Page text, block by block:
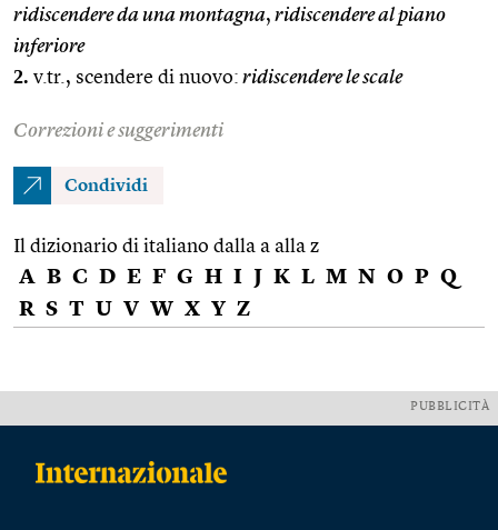
ridiscendere da una montagna, ridiscendere al piano
inferiore
2. v.tr., scendere di nuovo: ridiscendere le scale
Correzioni e suggerimenti
Condividi
Il dizionario di italiano dalla a alla z
A B C D E F G H I J K L M N O P Q
R S T U V W X Y Z
PUBBLICITÀ